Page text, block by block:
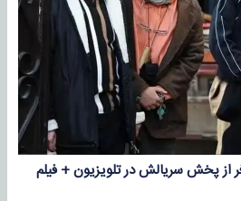
از پخش سریالش در تلویزیون + فیلم